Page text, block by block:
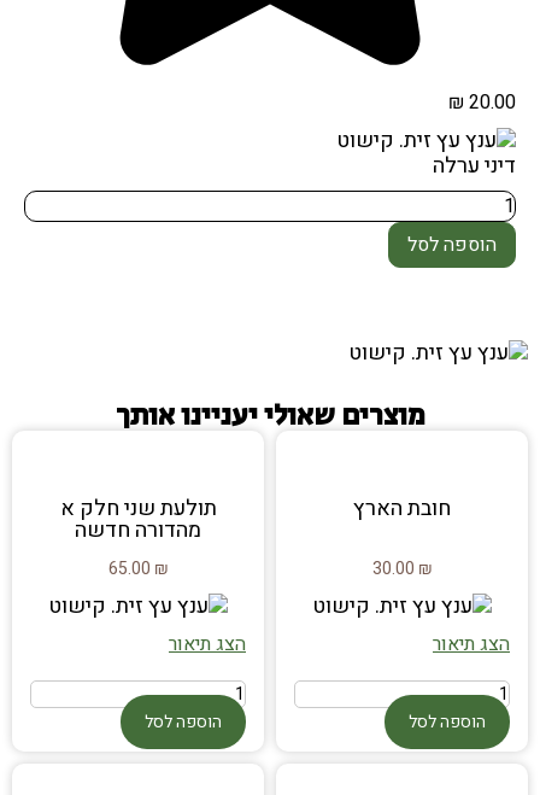
₪ 20.00
דיני ערלה
הוספה לסל
מוצרים שאולי יעניינו אותך
חובת הארץ
₪
הצג תיאור
הוספה לסל
תולעת שני חלק א
מהדורה חדשה
₪
הצג תיאור
הוספה לסל